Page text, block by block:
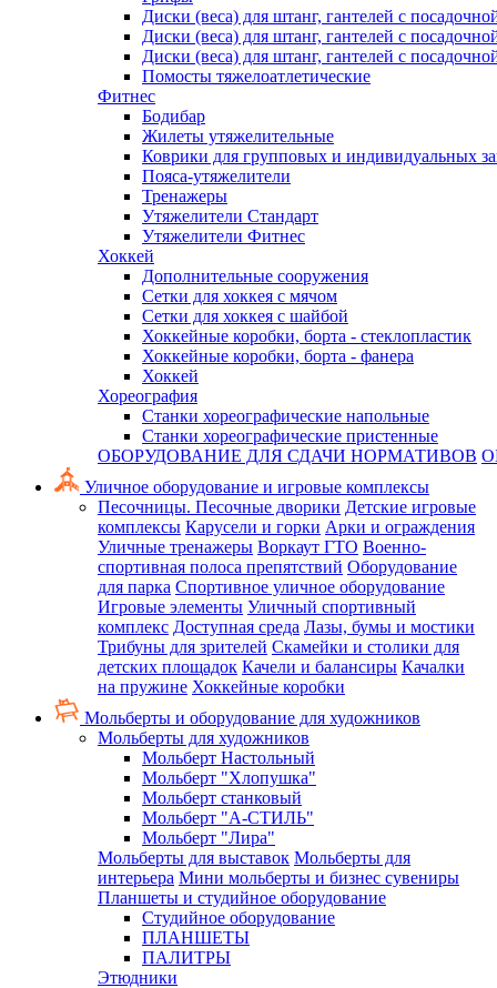
Диски (веса) для штанг, гантелей с
Диски (веса) для штанг, гантелей с
Диски (веса) для штанг, гантелей с
Помосты тяжелоатлетические
Фитнес
Бодибар
Жилеты утяжелительные
Коврики для групповых и индивидуальных
Пояса-утяжелители
Тренажеры
Утяжелители Стандарт
Утяжелители Фитнес
Хоккей
Дополнительные сооружения
Сетки для хоккея с мячом
Сетки для хоккея с шайбой
Хоккейные коробки, борта - стеклопластик
Хоккейные коробки, борта - фанера
Хоккей
Хореография
Станки хореографические напольные
Станки хореографические пристенные
ОБОРУДОВАНИЕ ДЛЯ СДАЧИ НОРМАТИВОВ
Уличное оборудование и игровые комплексы
Песочницы. Песочные дворики Детские игровые
комплексы Карусели и горки Арки и ограждения
Уличные тренажеры Воркаут ГТО Военно-
спортивная полоса препятствий Оборудование
для парка Спортивное уличное оборудование
Игровые элементы Уличный спортивный
комплекс Доступная среда Лазы, бумы и мостики
Трибуны для зрителей Скамейки и столики для
детских площадок Качели и балансиры Качалки
на пружине Хоккейные коробки
Мольберты и оборудование для художников
Мольберты для художников
Мольберт Настольный
Мольберт "Хлопушка"
Мольберт станковый
Мольберт "А-СТИЛЬ"
Мольберт "Лира"
Мольберты для выставок Мольберты для
интерьера Мини мольберты и бизнес сувениры
Планшеты и студийное оборудование
Студийное оборудование
ПЛАНШЕТЫ
ПАЛИТРЫ
Этюдники